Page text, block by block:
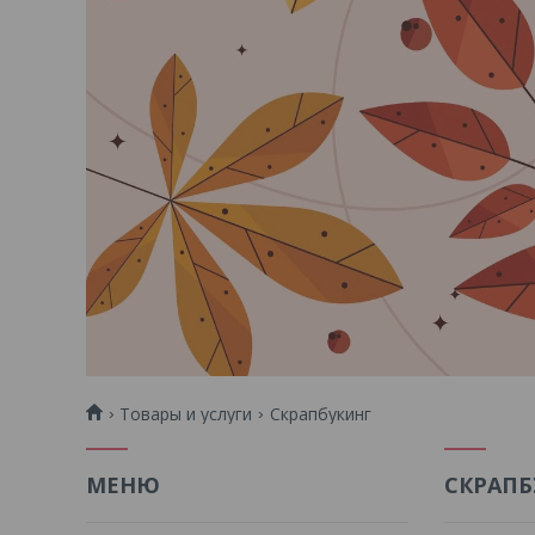
Товары и услуги Скрапбукинг